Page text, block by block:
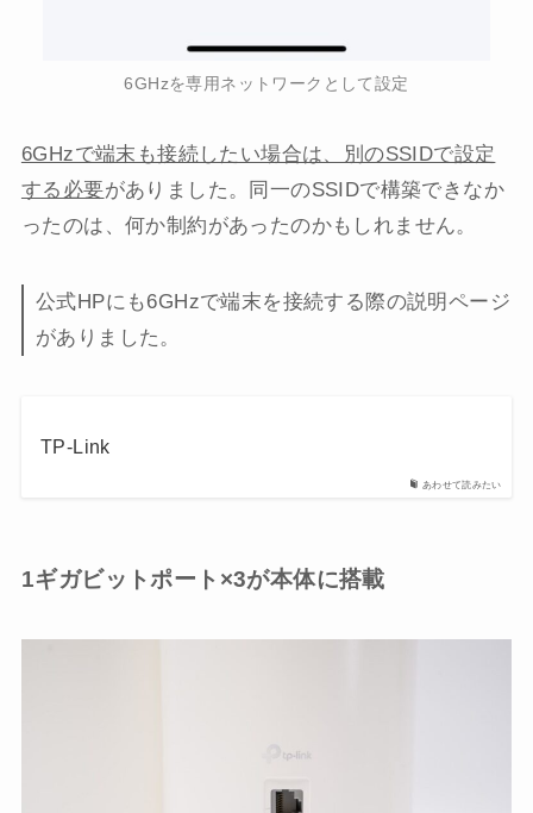
6GHzを専用ネットワークとして設定
6GHzで端末も接続したい場合は、別のSSIDで設定
する必要がありました。同一のSSIDで構築できなか
ったのは、何か制約があったのかもしれません。
公式HPにも6GHzで端末を接続する際の説明ページ
がありました。
あわせて読みたい
TP-Link
1ギガビットポート×3が本体に搭載